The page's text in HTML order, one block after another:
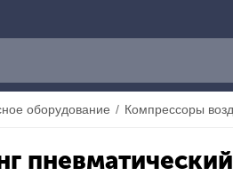
оборудование / Компрессоры